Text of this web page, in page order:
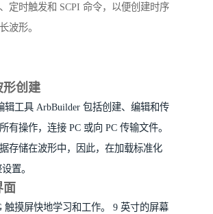
定时触发和 SCPI 命令，以便创建时序
波形。
形创建
辑工具 ArbBuilder 包括创建、编辑和传
有操作，连接 PC 或向 PC 传输文件。
存储在波形中，因此，在加载标准化
置。
面
触摸屏快地学习和工作。 9 英寸的屏幕